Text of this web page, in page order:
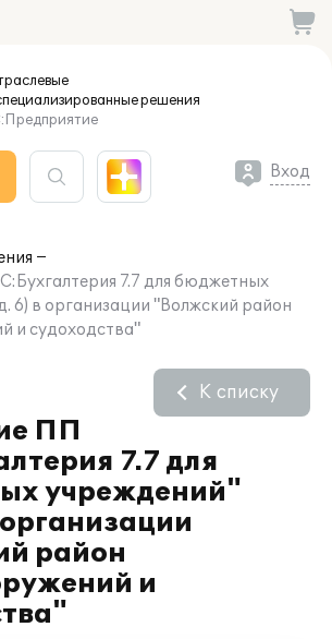
решения
Вход
7.7 для бюджетных
6) в организации "Волжский район
и судоходства"
ПП
7.7 для
учреждений"
район
и
К списку